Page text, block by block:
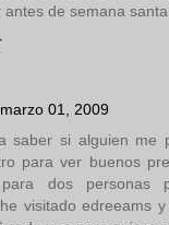
antes de semana
marzo 01, 2009
saber si alguien me
para ver buenos
para dos personas
visitado edreeams